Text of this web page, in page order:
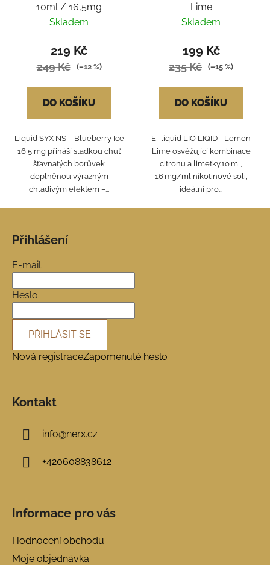
10ml / 16,5mg
Skladem
219 Kč
249 Kč (–12 %)
DO KOŠÍKU
Liquid SYX NS – Blueberry Ice
16,5 mg přináší sladkou chuť
šťavnatých borůvek
doplněnou výrazným
chladivým efektem –...
Lime
Skladem
199 Kč
235 Kč (–15 %)
DO KOŠÍKU
E- liquid LIO LIQID - Lemon
Lime osvěžující kombinace
citronu a limetky.10 ml,
16 mg/ml nikotinové soli,
ideální pro...
Přihlášení
E-mail
Heslo
PŘIHLÁSIT SE
Nová registraceZapomenuté heslo
Kontakt
info@nerx.cz
+420608838612
Informace pro vás
Hodnocení obchodu
Moje objednávka